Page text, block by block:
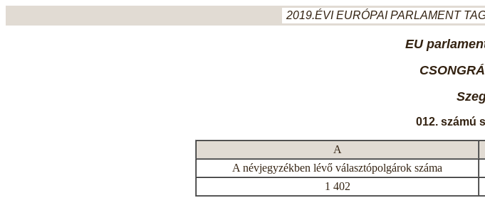
2019.ÉVI EURÓPAI PARLAMENT
EU
012. számú
A
A névjegyzékben lévő választópolgárok száma
1 402